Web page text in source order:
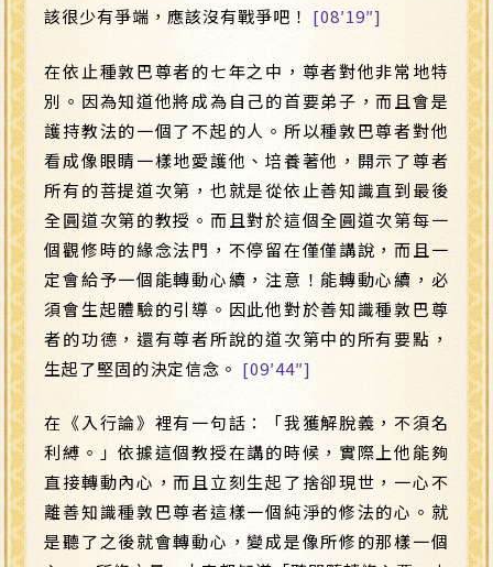
該很少有爭端，應該沒有戰爭吧！ [08′19″]
在依止種敦巴尊者的七年之中，尊者對他非常地特
別。因為知道他將成為自己的首要弟子，而且會是
護持教法的一個了不起的人。所以種敦巴尊者對他
看成像眼睛一樣地愛護他、培養著他，開示了尊者
所有的菩提道次第，也就是從依止善知識直到最後
全圓道次第的教授。而且對於這個全圓道次第每一
個觀修時的緣念法門，不停留在僅僅講說，而且一
定會給予一個能轉動心續，注意！能轉動心續，必
須會生起體驗的引導。因此他對於善知識種敦巴尊
者的功德，還有尊者所說的道次第中的所有要點，
生起了堅固的決定信念。 [09′44″]
在《入行論》裡有一句話：「我獲解脫義，不須名
利縛。」依據這個教授在講的時候，實際上他能夠
直接轉動內心，而且立刻生起了捨卻現世，一心不
離善知識種敦巴尊者這樣一個純淨的修法的心。就
是聽了之後就會轉動心，變成是像所修的那樣一個